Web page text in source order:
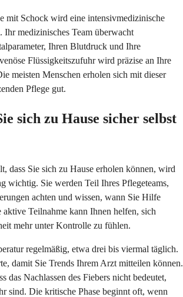
mit Schock wird eine intensivmedizinische
Ihr medizinisches Team überwacht
Ihren Blutdruck und Ihre
Flüssigkeitszufuhr wird präzise an Ihre
meisten Menschen erholen sich mit dieser
Pflege gut.
sich zu Hause sicher selbst
dass Sie sich zu Hause erholen können, wird
wichtig. Sie werden Teil Ihres Pflegeteams,
achten und wissen, wann Sie Hilfe
aktive Teilnahme kann Ihnen helfen, sich
mehr unter Kontrolle zu fühlen.
regelmäßig, etwa drei bis viermal täglich.
damit Sie Trends Ihrem Arzt mitteilen können.
das Nachlassen des Fiebers nicht bedeutet,
sind. Die kritische Phase beginnt oft, wenn